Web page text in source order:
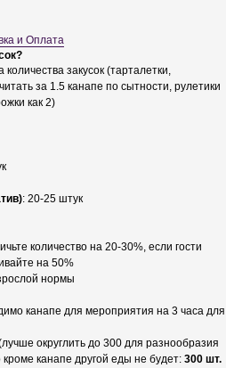
и Оплата
закусок (тарталетки,
за 1.5 канапе по сытности, рулетики
как 2)
: 20-25 штук
количество на 20-30%, если гости
на 50%
нормы
канапе для мероприятия на 3 часа для
округлить до 300 для разнообразия
канапе другой еды не будет: 300 шт.